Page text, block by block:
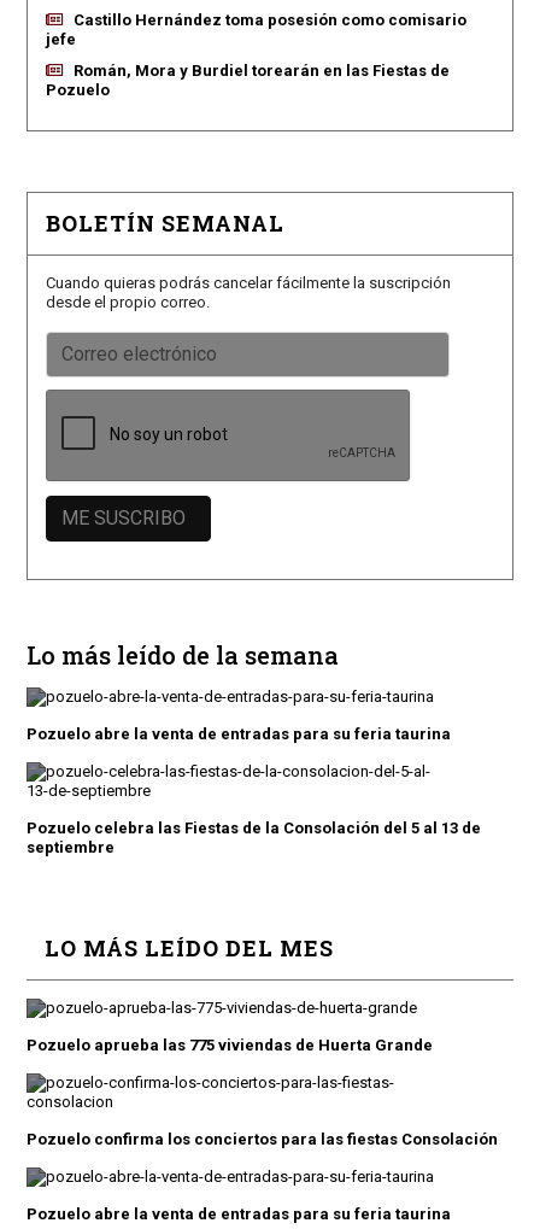
Castillo Hernández toma posesión como comisario
jefe
Román, Mora y Burdiel torearán en las Fiestas de
Pozuelo
BOLETÍN SEMANAL
Cuando quieras podrás cancelar fácilmente la suscripción
desde el propio correo.
Lo más leído de la semana
Pozuelo abre la venta de entradas para su feria taurina
Pozuelo celebra las Fiestas de la Consolación del 5 al 13 de
septiembre
LO MÁS LEÍDO DEL MES
Pozuelo aprueba las 775 viviendas de Huerta Grande
Pozuelo confirma los conciertos para las fiestas Consolación
Pozuelo abre la venta de entradas para su feria taurina